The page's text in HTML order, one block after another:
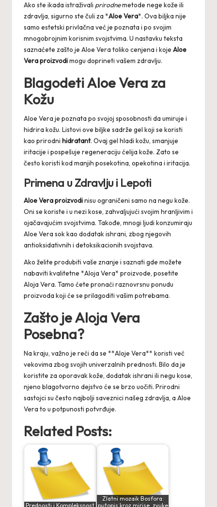
Ako ste ikada istraživali prirodnemetode nege kože ili
zdravlja, sigurno ste čuli za *Aloe Vera*. Ova biljka nije
samo estetski privlačna već je poznata i po svojim
mnogobrojnim korisnim svojstvima. U nastavku teksta
saznaćete zašto je Aloe Vera toliko cenjena i koje Aloe
Vera proizvodimogu doprineti vašem zdravlju.
Blagodeti Aloe Vera za
Kožu
Aloe Vera je poznata po svojoj sposobnosti da umiruje i
hidrira kožu. Listovi ove biljke sadrže gel koji se koristi
kao prirodni hidratant. Ovaj gel hladi kožu, smanjuje
iritacije i pospešuje regeneraciju ćelija kože. Zato se
često koristi kod manjih posekotina, opekotina i iritacija.
Primena u Zdravlju i Lepoti
Aloe Vera proizvodinisu ograničeni samo na negu kože.
Oni se koriste i u nezi kose, zahvaljujući svojim hranljivim i
ojačavajućim svojstvima. Takođe, mnogi ljudi konzumiraju
Aloe Vera sok kao dodatak ishrani, zbog njegovih
antioksidativnih i detoksikacionih svojstava.
Ako želite produbiti vaše znanje i saznati gde možete
nabaviti kvalitetne *Aloja Vera* proizvode, posetite
Aloja Vera. Tamo ćete pronaći raznovrsnu ponudu
proizvoda koji će se prilagoditi vašim potrebama.
Zašto je Aloja Vera
Posebna?
Na kraju, važno je reći da se **Aloje Vera** koristi već
vekovima zbog svojih univerzalnih prednosti. Bilo da je
koristite za oporavak kože, dodatak ishrani ili negu kose,
njeno blagotvorno dejstvo će se brzo uočiti. Prirodni
sastojci su često najbolji saveznici našeg zdravlja, a Aloe
Vera to u potpunosti potvrđuje.
Related Posts:
Prednosti i Kompleksnost
Zlatni mozaik Bosfora:
putopis kroz mirise, zvuke